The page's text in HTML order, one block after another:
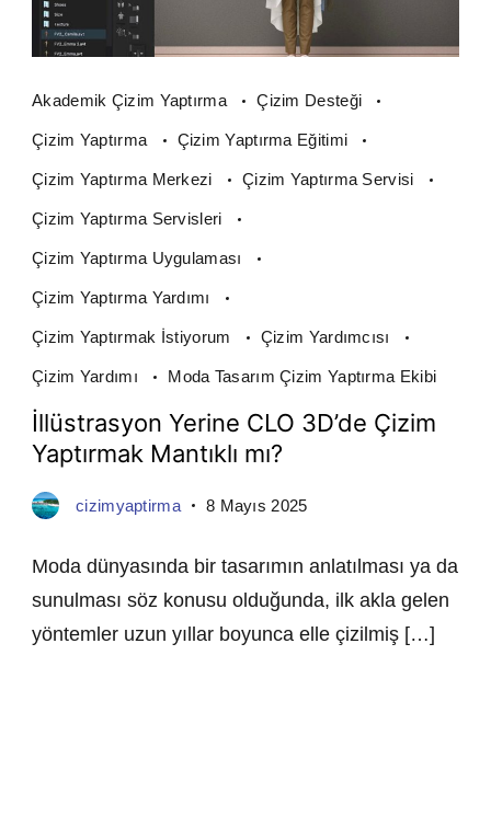
Akademik Çizim Yaptırma Çizim Desteği
Çizim Yaptırma Çizim Yaptırma Eğitimi
Çizim Yaptırma Merkezi Çizim Yaptırma Servisi
Çizim Yaptırma Servisleri
Çizim Yaptırma Uygulaması
Çizim Yaptırma Yardımı
Çizim Yaptırmak İstiyorum Çizim Yardımcısı
Çizim Yardımı Moda Tasarım Çizim Yaptırma Ekibi
İllüstrasyon Yerine CLO 3D’de Çizim
Yaptırmak Mantıklı mı?
cizimyaptirma 8 Mayıs 2025
Moda dünyasında bir tasarımın anlatılması ya da
sunulması söz konusu olduğunda, ilk akla gelen
yöntemler uzun yıllar boyunca elle çizilmiş […]